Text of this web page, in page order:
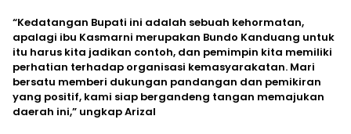
“Kedatangan Bupati ini adalah sebuah kehormatan,
apalagi ibu Kasmarni merupakan Bundo Kanduang untuk
itu harus kita jadikan contoh, dan pemimpin kita memiliki
perhatian terhadap organisasi kemasyarakatan. Mari
bersatu memberi dukungan pandangan dan pemikiran
yang positif, kami siap bergandeng tangan memajukan
daerah ini,” ungkap Arizal